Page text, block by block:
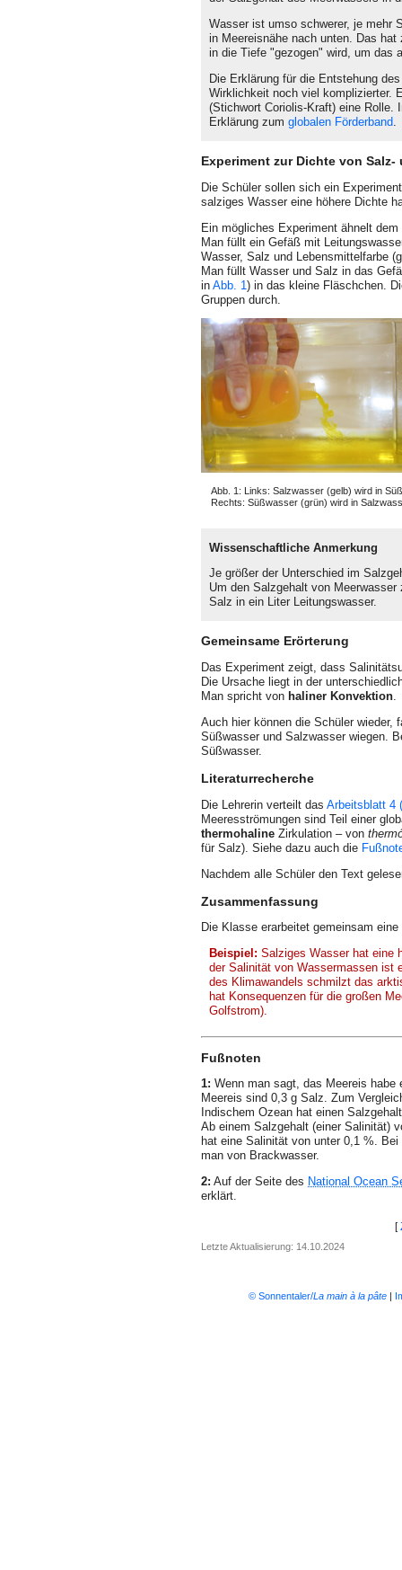
Wasser ist umso schwerer, je mehr
in Meereisnähe nach unten. Das
in die Tiefe "gezogen" wird, um das
Die Erklärung für die Entstehung
Wirklichkeit noch viel komplizierter.
(Stichwort Coriolis-Kraft) eine Rolle.
Erklärung zum globalen Förderband
Experiment zur Dichte von Salz-
Die Schüler sollen sich ein
salziges Wasser eine höhere Dichte
Ein mögliches Experiment ähnelt
Man füllt ein Gefäß mit
Wasser, Salz und Lebensmittelfarbe
Man füllt Wasser und Salz in das
in Abb. 1) in das kleine Fläschchen.
Gruppen durch.
Abb. 1: Links: Salzwasser (gelb) wird in
Rechts: Süßwasser (grün) wird in
Wissenschaftliche Anmerkung
Je größer der Unterschied im
Um den Salzgehalt von
Salz in ein Liter Leitungswasser.
Gemeinsame Erörterung
Das Experiment zeigt, dass
Die Ursache liegt in der
Man spricht von haliner Konvektion.
Auch hier können die Schüler wieder,
Süßwasser und Salzwasser wiegen.
Süßwasser.
Literaturrecherche
Die Lehrerin verteilt das Arbeitsblatt 4
Meeresströmungen sind Teil einer
thermohaline Zirkulation – von
für Salz). Siehe dazu auch die
Nachdem alle Schüler den Text
Zusammenfassung
Die Klasse erarbeitet gemeinsam
Beispiel: Salziges Wasser hat eine
der Salinität von Wassermassen ist
des Klimawandels schmilzt das
hat Konsequenzen für die großen
Golfstrom).
Fußnoten
1: Wenn man sagt, das Meereis
Meereis sind 0,3 g Salz. Zum
Indischem Ozean hat einen
Ab einem Salzgehalt (einer Salinität)
hat eine Salinität von unter 0,1 %.
man von Brackwasser.
2: Auf der Seite des National Ocean
erklärt.
[
Letzte Aktualisierung: 14.10.2024
© Sonnentaler/La main à la pâte|